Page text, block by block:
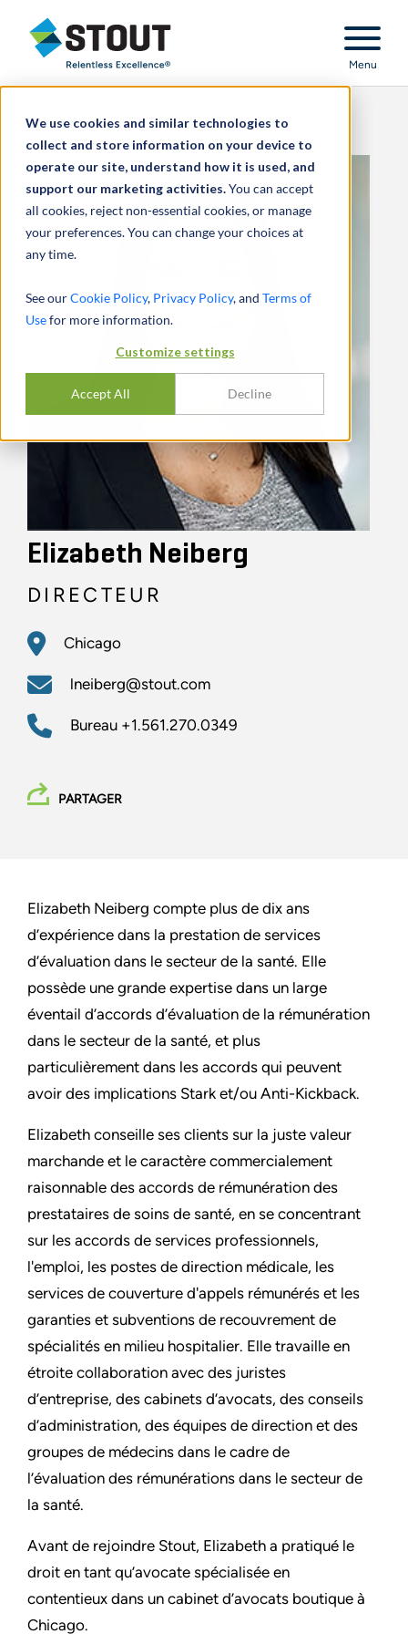
We use cookies and similar technologies to
collect and store information on your device to
operate our site, understand how it is used, and
support our marketing activities.You can accept
all cookies, reject non-essential cookies, or manage
your preferences. You can change your choices at
any time.
See ourCookie Policy, Privacy Policy, and Terms of
Usefor more information.
Customize settings
Accept All Decline
Stout Relentless Excellence
Menu
Elizabeth Neiberg
DIRECTEUR
Chicago
lneiberg@stout.com
Bureau +1.561.270.0349
PARTAGER
Elizabeth Neiberg compte plus de dix ans
d’expérience dans la prestation de services
d’évaluation dans le secteur de la santé. Elle
possède une grande expertise dans un large
éventail d’accords d’évaluation de la rémunération
dans le secteur de la santé, et plus
particulièrement dans les accords qui peuvent
avoir des implications Stark et/ou Anti-Kickback.
Elizabeth conseille ses clients sur la juste valeur
marchande et le caractère commercialement
raisonnable des accords de rémunération des
prestataires de soins de santé, en se concentrant
sur les accords de services professionnels,
l'emploi, les postes de direction médicale, les
services de couverture d'appels rémunérés et les
garanties et subventions de recouvrement de
spécialités en milieu hospitalier. Elle travaille en
étroite collaboration avec des juristes
d’entreprise, des cabinets d’avocats, des conseils
d’administration, des équipes de direction et des
groupes de médecins dans le cadre de
l’évaluation des rémunérations dans le secteur de
la santé.
Avant de rejoindre Stout, Elizabeth a pratiqué le
droit en tant qu’avocate spécialisée en
contentieux dans un cabinet d’avocats boutique à
Chicago.